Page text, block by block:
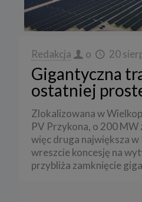
Redakcja o 20
Gigantyczna
ostatniej
Zlokalizowana w
PV Przykona, o 200 MW
więc druga największa w
wreszcie koncesję na
przybliża zamknięcie